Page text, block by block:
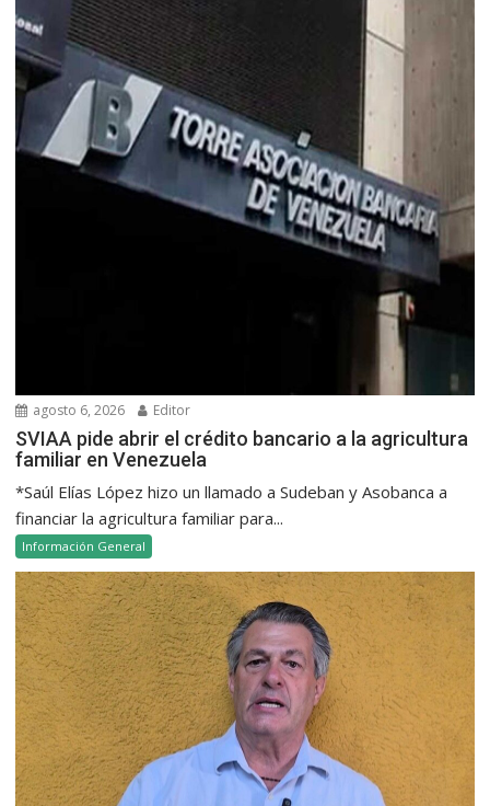
agosto 6, 2026 Editor
SVIAA pide abrir el crédito bancario a la agricultura
familiar en Venezuela
*Saúl Elías López hizo un llamado a Sudeban y Asobanca a
financiar la agricultura familiar para...
Información General